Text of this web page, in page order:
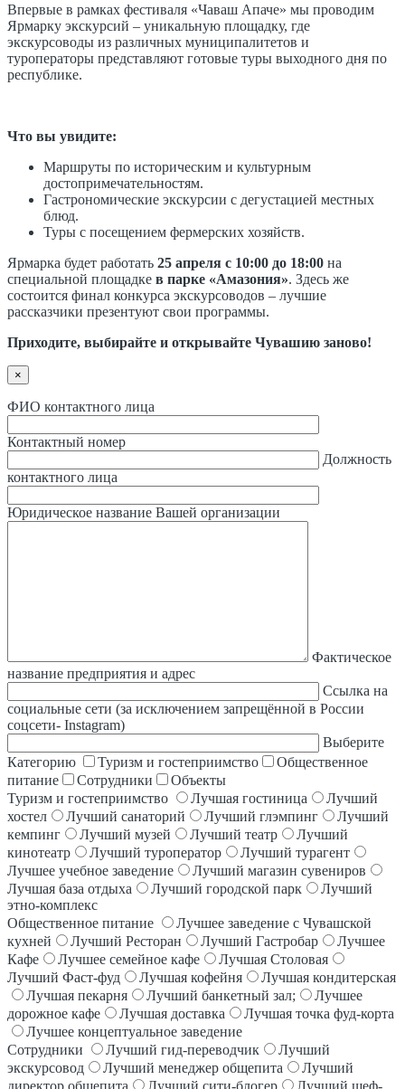
Впервые в рамках фестиваля «Чаваш Апаче» мы проводим
Ярмарку экскурсий – уникальную площадку, где
экскурсоводы из различных муниципалитетов и
туроператоры представляют готовые туры выходного дня по
республике.
Что вы увидите:
Маршруты по историческим и культурным
достопримечательностям.
Гастрономические экскурсии с дегустацией местных
блюд.
Туры с посещением фермерских хозяйств.
Ярмарка будет работать 25 апреля с 10:00 до 18:00 на
специальной площадке в парке «Амазония». Здесь же
состоится финал конкурса экскурсоводов – лучшие
рассказчики презентуют свои программы.
Приходите, выбирайте и открывайте Чувашию заново!
×
ФИО контактного лица
Контактный номер
Должность
контактного лица
Юридическое название Вашей организации
Фактическое
название предприятия и адрес
Ссылка на
социальные сети (за исключением запрещённой в России
соцсети- Instagram)
Выберите
Категорию
Туризм и гостеприимство
Общественное
питание
Сотрудники
Объекты
Туризм и гостеприимство
Лучшая гостиница
Лучший
хостел
Лучший санаторий Лучший глэмпинг
Лучший
кемпинг
Лучший музей Лучший театр
Лучший
кинотеатр
Лучший туроператор
Лучший турагент
Лучшее учебное заведение
Лучший магазин сувениров
Лучшая база отдыха
Лучший городской парк
Лучший
этно-комплекс
Общественное питание
Лучшее заведение с Чувашской
кухней
Лучший Ресторан Лучший Гастробар
Лучшее
Кафе
Лучшее семейное кафе
Лучшая Столовая
Лучший Фаст-фуд
Лучшая кофейня
Лучшая кондитерская
Лучшая пекарня
Лучший банкетный зал;
Лучшее
дорожное кафе
Лучшая доставка
Лучшая точка фуд-корта
Лучшее концептуальное заведение
Сотрудники
Лучший гид-переводчик
Лучший
экскурсовод
Лучший менеджер общепита
Лучший
директор общепита
Лучший сити-блогер Лучший шеф-